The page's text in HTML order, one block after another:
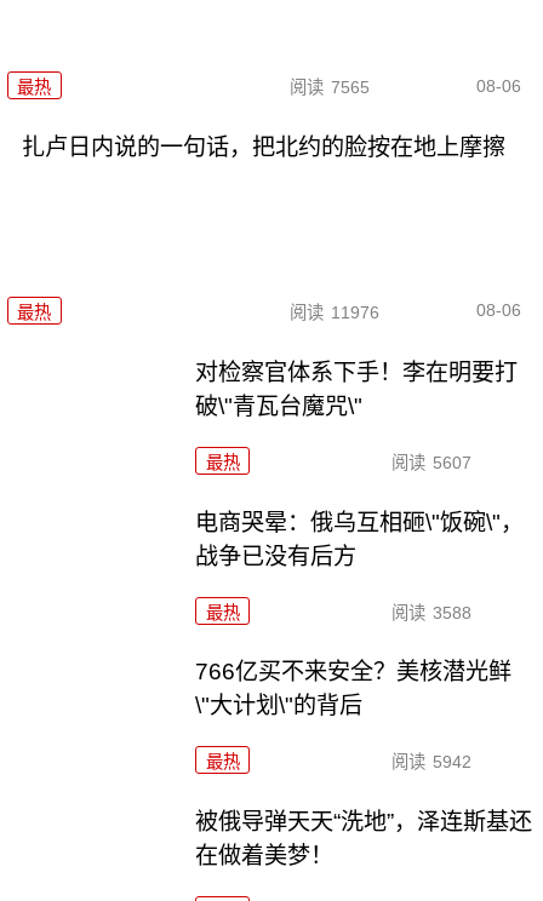
最热 阅读 7565 08-06
扎卢日内说的一句话，把北约的脸按在地上摩擦
最热 阅读 11976 08-06
对检察官体系下手！李在明要打
破\"青瓦台魔咒\"
最热 阅读 5607
电商哭晕：俄乌互相砸\"饭碗\"，
战争已没有后方
最热 阅读 3588
766亿买不来安全？美核潜光鲜
\"大计划\"的背后
最热 阅读 5942
被俄导弹天天“洗地”，泽连斯基还
在做着美梦！